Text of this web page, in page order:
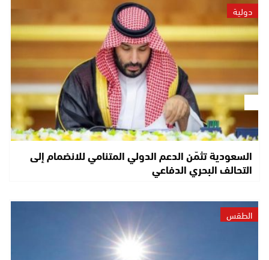
دولية
السعودية تثمّن الدعم الدولي المتنامي للانضمام إلى
التحالف البحري الدفاعي
الطقس